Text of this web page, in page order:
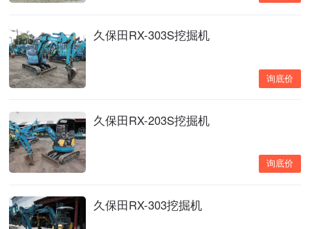
久保田RX-303S挖掘机
询底价
久保田RX-203S挖掘机
询底价
久保田RX-303挖掘机